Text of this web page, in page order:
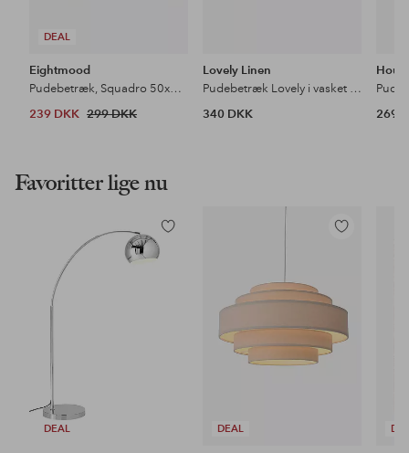
DEAL
Eightmood
Pudebetræk, Squadro 50x50 cm
239 DKK 299 DKK
Lovely Linen
Pudebetræk Lovely i vasket hør
340 DKK
Pude
269
Favoritter lige nu
DEAL
Tilføj
til
DEAL
Tilføj